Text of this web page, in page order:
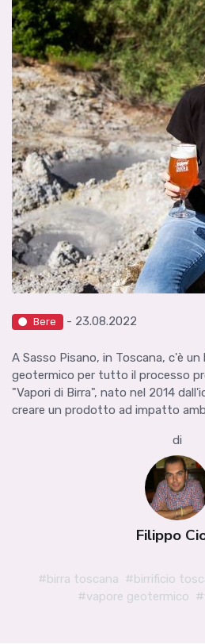
Bere - 23.08.2022
A Sasso Pisano, in Toscana, c'è
geotermico per tutto il processo
"Vapori di Birra", nato nel 2014
creare un prodotto ad impatto
di
Filippo
#birra toscana #birrificio
#vapore geotermico